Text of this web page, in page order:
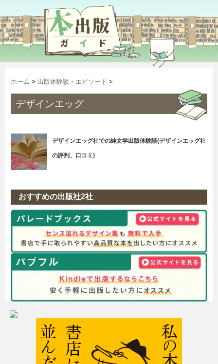
ホーム > 出版体験談・エピソード >
デザインエッグ
デザインエッグ社での純文学出版体験談(デザインエッグ社
の評判、口コミ)
おすすめの出版社2社